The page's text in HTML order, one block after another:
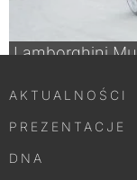
Lamborghini
AKTUALNOŚCI
PREZENTACJE
DNA